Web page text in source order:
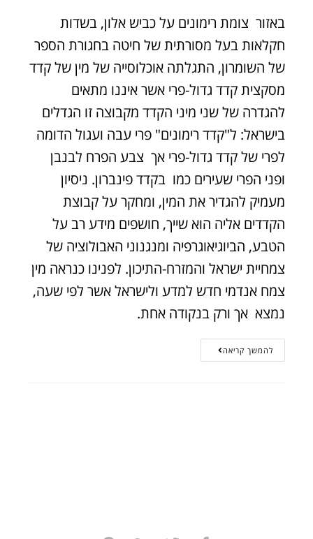
באזור צומת רימונים על כביש אלון, בשדות
חקלאות בעל מסורתית של חיטה בחגורת הספר
של השומרון, התגלתה אוכלוסייה של מין של קדד
מסקצית קדד גדול-פרי אשר איננו מתאים
להגדרה של שני מיני הקדד מקבוצה זו הגדלים
בישראל: ל"קדד רימונים" פרי עבה ועגול הדומה
לפרי של קדד גדול-פרי אך צבע הפרח לבנבן
ופני הפרי שעירים כמו בקדד פינברון. ניסיון
מעמיק להגדיר את המין, ומחקר על קבוצת
הקדדים אליה הוא שייך, חושפים מידע רב על
הטבע, הביוגיאוגרפיה ומנגנוני האבולוציה של
צמחיית ישראל והמזרח-התיכון. לפנינו כנראה מין
צמח אנדמי חדש למדע ולישראל אשר לפי שעה,
נמצא אך ורק בנקודה אחת.
להמשך קריאה